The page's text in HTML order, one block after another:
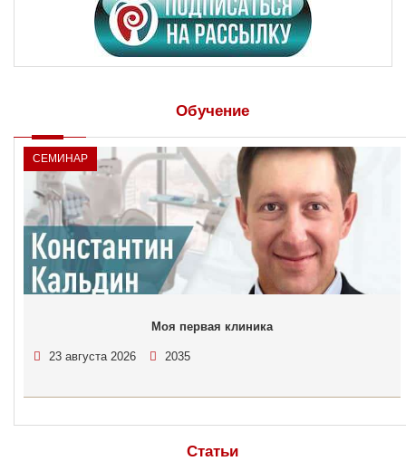
Обучение
СЕМИНАР
Моя первая клиника
23 августа 2026 2035
Статьи